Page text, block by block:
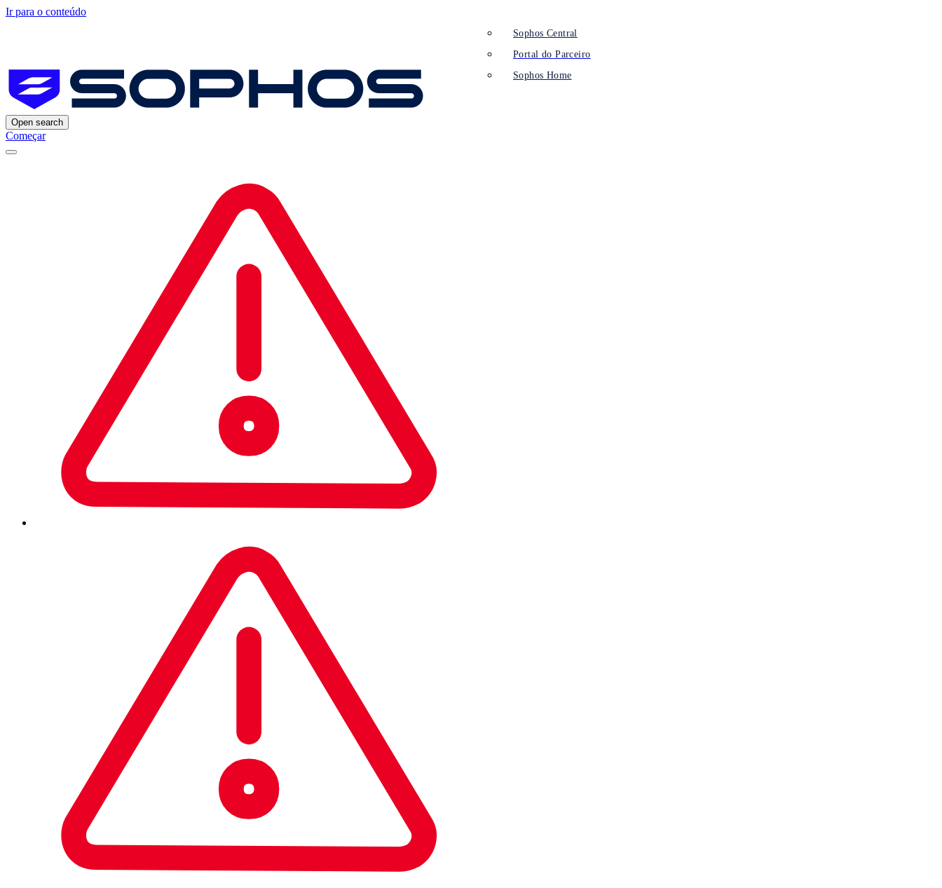
Ir para o conteúdo
Open search
Começar
Sophos Central
Portal do Parceiro
Sophos Home